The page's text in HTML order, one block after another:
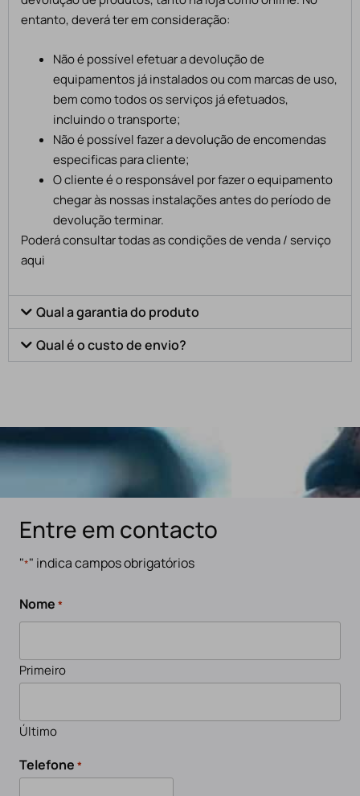
entanto, deverá ter em consideração:
Não é possível efetuar a devolução de
equipamentos já instalados ou com marcas de uso,
bem como todos os serviços já efetuados,
incluindo o transporte;
Não é possível fazer a devolução de encomendas
especificas para cliente;
O cliente é o responsável por fazer o equipamento
chegar às nossas instalações antes do período de
devolução terminar.
Poderá consultar todas as condições de venda / serviço
aqui
Qual a garantia do produto
Qual é o custo de envio?
Entre em contacto
"*" indica campos obrigatórios
Nome *
Primeiro
Último
Telefone *